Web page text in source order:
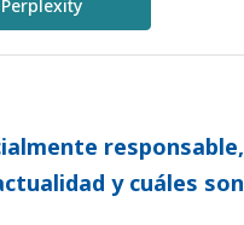
Perplexity
responsable,
y cuáles son